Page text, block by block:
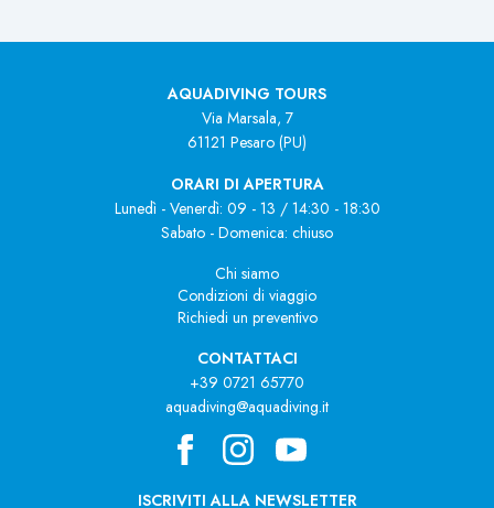
AQUADIVING TOURS
Via Marsala, 7
61121 Pesaro (PU)
ORARI DI APERTURA
Lunedì - Venerdì: 09 - 13 / 14:30 - 18:30
Sabato - Domenica: chiuso
Chi siamo
Condizioni di viaggio
Richiedi un preventivo
CONTATTACI
+39 0721 65770
aquadiving@aquadiving.it
ISCRIVITI ALLA NEWSLETTER